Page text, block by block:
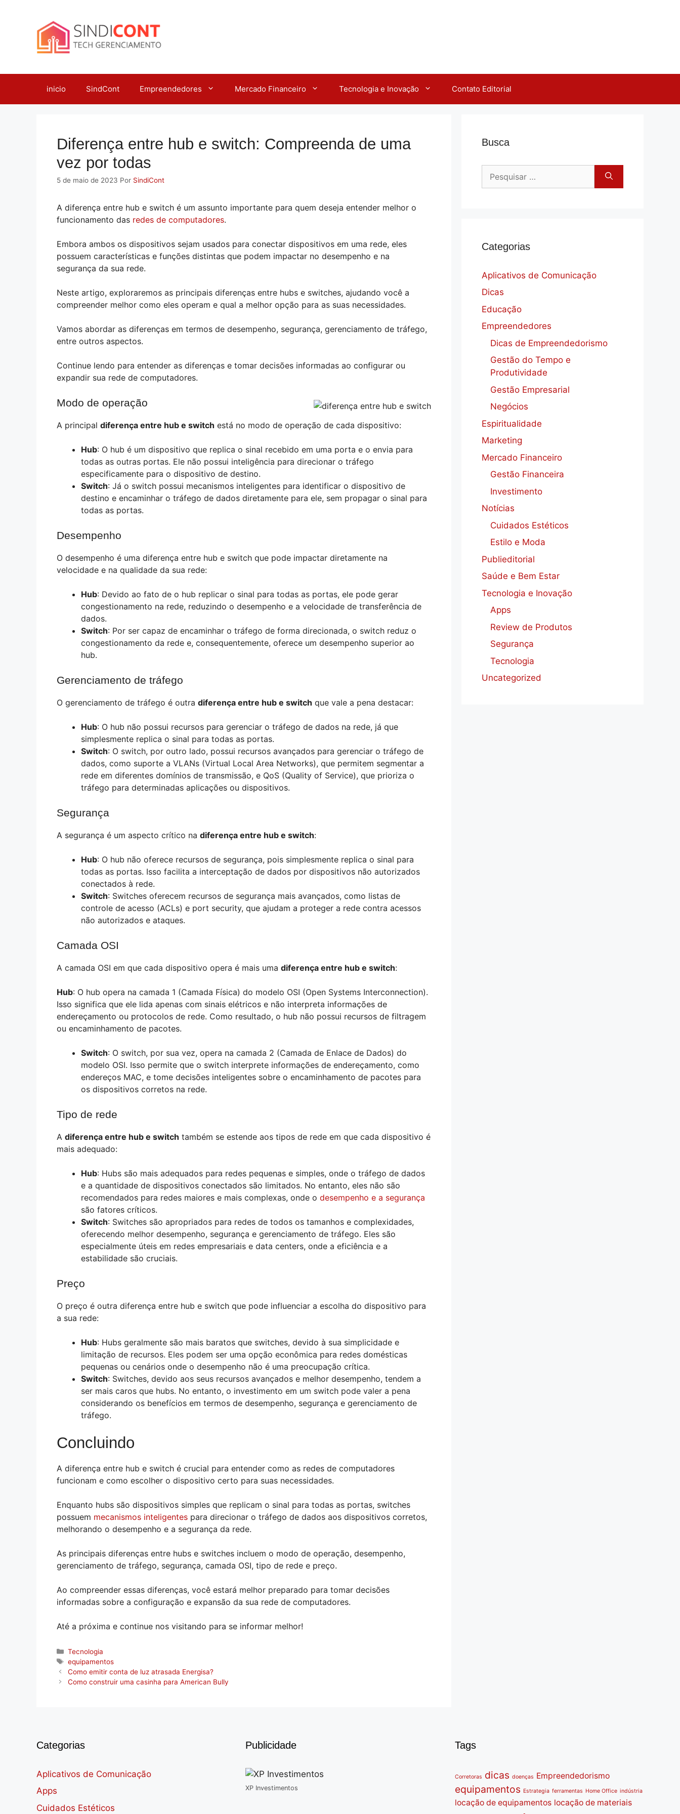
inicio SindCont Empreendedores Mercado Financeiro Tecnologia e Inovação Contato Editorial
Diferença entre hub e switch: Compreenda de uma
vez por todas
5 de maio de 2023 Por SindiCont
A diferença entre hub e switch é um assunto importante para quem deseja entender melhor o
funcionamento das redes de computadores.
Embora ambos os dispositivos sejam usados para conectar dispositivos em uma rede, eles
possuem características e funções distintas que podem impactar no desempenho e na
segurança da sua rede.
Neste artigo, exploraremos as principais diferenças entre hubs e switches, ajudando você a
compreender melhor como eles operam e qual a melhor opção para as suas necessidades.
Vamos abordar as diferenças em termos de desempenho, segurança, gerenciamento de tráfego,
entre outros aspectos.
Continue lendo para entender as diferenças e tomar decisões informadas ao configurar ou
expandir sua rede de computadores.
Modo de operação
A principal diferença entre hub e switch está no modo de operação de cada dispositivo:
Hub: O hub é um dispositivo que replica o sinal recebido em uma porta e o envia para
todas as outras portas. Ele não possui inteligência para direcionar o tráfego
especificamente para o dispositivo de destino.
Switch: Já o switch possui mecanismos inteligentes para identificar o dispositivo de
destino e encaminhar o tráfego de dados diretamente para ele, sem propagar o sinal para
todas as portas.
Desempenho
O desempenho é uma diferença entre hub e switch que pode impactar diretamente na
velocidade e na qualidade da sua rede:
Hub: Devido ao fato de o hub replicar o sinal para todas as portas, ele pode gerar
congestionamento na rede, reduzindo o desempenho e a velocidade de transferência de
dados.
Switch: Por ser capaz de encaminhar o tráfego de forma direcionada, o switch reduz o
congestionamento da rede e, consequentemente, oferece um desempenho superior ao
hub.
Gerenciamento de tráfego
O gerenciamento de tráfego é outra diferença entre hub e switch que vale a pena destacar:
Hub: O hub não possui recursos para gerenciar o tráfego de dados na rede, já que
simplesmente replica o sinal para todas as portas.
Switch: O switch, por outro lado, possui recursos avançados para gerenciar o tráfego de
dados, como suporte a VLANs (Virtual Local Area Networks), que permitem segmentar a
rede em diferentes domínios de transmissão, e QoS (Quality of Service), que prioriza o
tráfego para determinadas aplicações ou dispositivos.
Segurança
A segurança é um aspecto crítico na diferença entre hub e switch:
Hub: O hub não oferece recursos de segurança, pois simplesmente replica o sinal para
todas as portas. Isso facilita a interceptação de dados por dispositivos não autorizados
conectados à rede.
Switch: Switches oferecem recursos de segurança mais avançados, como listas de
controle de acesso (ACLs) e port security, que ajudam a proteger a rede contra acessos
não autorizados e ataques.
Camada OSI
A camada OSI em que cada dispositivo opera é mais uma diferença entre hub e switch:
Hub: O hub opera na camada 1 (Camada Física) do modelo OSI (Open Systems Interconnection).
Isso significa que ele lida apenas com sinais elétricos e não interpreta informações de
endereçamento ou protocolos de rede. Como resultado, o hub não possui recursos de filtragem
ou encaminhamento de pacotes.
Switch: O switch, por sua vez, opera na camada 2 (Camada de Enlace de Dados) do
modelo OSI. Isso permite que o switch interprete informações de endereçamento, como
endereços MAC, e tome decisões inteligentes sobre o encaminhamento de pacotes para
os dispositivos corretos na rede.
Tipo de rede
A diferença entre hub e switch também se estende aos tipos de rede em que cada dispositivo é
mais adequado:
Hub: Hubs são mais adequados para redes pequenas e simples, onde o tráfego de dados
e a quantidade de dispositivos conectados são limitados. No entanto, eles não são
recomendados para redes maiores e mais complexas, onde o desempenho e a segurança
são fatores críticos.
Switch: Switches são apropriados para redes de todos os tamanhos e complexidades,
oferecendo melhor desempenho, segurança e gerenciamento de tráfego. Eles são
especialmente úteis em redes empresariais e data centers, onde a eficiência e a
estabilidade são cruciais.
Preço
O preço é outra diferença entre hub e switch que pode influenciar a escolha do dispositivo para
a sua rede:
Hub: Hubs geralmente são mais baratos que switches, devido à sua simplicidade e
limitação de recursos. Eles podem ser uma opção econômica para redes domésticas
pequenas ou cenários onde o desempenho não é uma preocupação crítica.
Switch: Switches, devido aos seus recursos avançados e melhor desempenho, tendem a
ser mais caros que hubs. No entanto, o investimento em um switch pode valer a pena
considerando os benefícios em termos de desempenho, segurança e gerenciamento de
tráfego.
Concluindo
A diferença entre hub e switch é crucial para entender como as redes de computadores
funcionam e como escolher o dispositivo certo para suas necessidades.
Enquanto hubs são dispositivos simples que replicam o sinal para todas as portas, switches
possuem mecanismos inteligentes para direcionar o tráfego de dados aos dispositivos corretos,
melhorando o desempenho e a segurança da rede.
As principais diferenças entre hubs e switches incluem o modo de operação, desempenho,
gerenciamento de tráfego, segurança, camada OSI, tipo de rede e preço.
Ao compreender essas diferenças, você estará melhor preparado para tomar decisões
informadas sobre a configuração e expansão da sua rede de computadores.
Até a próxima e continue nos visitando para se informar melhor!
Categorias
Tecnologia
Tags
equipamentos
Como emitir conta de luz atrasada Energisa?
Como construir uma casinha para American Bully
Busca
por:
Categorias
Aplicativos de Comunicação
Dicas
Educação
Empreendedores
Dicas de Empreendedorismo
Gestão do Tempo e
Produtividade
Gestão Empresarial
Negócios
Espiritualidade
Marketing
Mercado Financeiro
Gestão Financeira
Investimento
Notícias
Cuidados Estéticos
Estilo e Moda
Publieditorial
Saúde e Bem Estar
Tecnologia e Inovação
Apps
Review de Produtos
Segurança
Tecnologia
Uncategorized
Categorias
Aplicativos de Comunicação
Apps
Cuidados Estéticos
Publicidade
XP Investimentos
Tags
Corretoras dicas doenças Empreendedorismo
equipamentos Estrategia ferramentas Home Office indústria
locação de equipamentos locação de materiais